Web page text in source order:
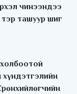
чинээндээ
ташуур шиг
хүндэтгэлийн